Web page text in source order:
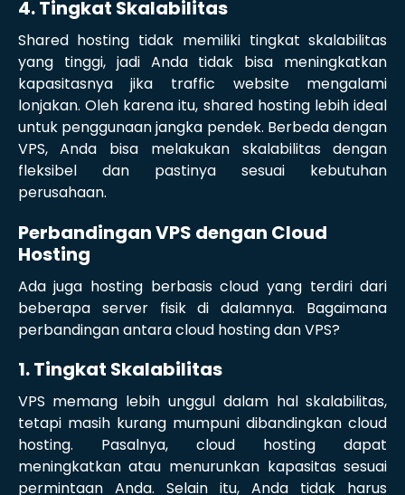
4. Tingkat Skalabilitas
Shared hosting tidak memiliki tingkat skalabilitas
yang tinggi, jadi Anda tidak bisa meningkatkan
kapasitasnya jika traffic website mengalami
lonjakan. Oleh karena itu, shared hosting lebih ideal
untuk penggunaan jangka pendek. Berbeda dengan
VPS, Anda bisa melakukan skalabilitas dengan
fleksibel dan pastinya sesuai kebutuhan
perusahaan.
Perbandingan VPS dengan Cloud
Hosting
Ada juga hosting berbasis cloud yang terdiri dari
beberapa server fisik di dalamnya. Bagaimana
perbandingan antara cloud hosting dan VPS?
1. Tingkat Skalabilitas
VPS memang lebih unggul dalam hal skalabilitas,
tetapi masih kurang mumpuni dibandingkan cloud
hosting. Pasalnya, cloud hosting dapat
meningkatkan atau menurunkan kapasitas sesuai
permintaan Anda. Selain itu, Anda tidak harus